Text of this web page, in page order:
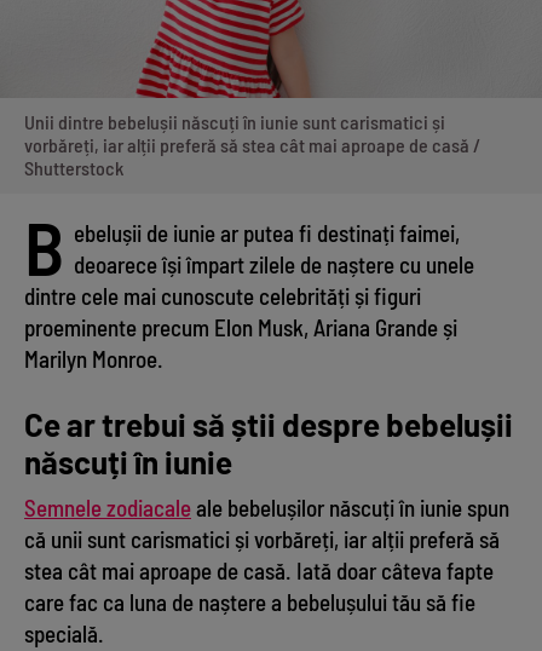
Unii dintre bebelușii născuți în iunie sunt carismatici și
vorbăreți, iar alții preferă să stea cât mai aproape de casă /
Shutterstock
B ebelușii de iunie ar putea fi destinați faimei,
deoarece își împart zilele de naștere cu unele
dintre cele mai cunoscute celebrități și figuri
proeminente precum Elon Musk, Ariana Grande și
Marilyn Monroe.
Ce ar trebui să știi despre bebelușii
născuți în iunie
Semnele zodiacaleale bebelușilor născuți în iunie spun
că unii sunt carismatici și vorbăreți, iar alții preferă să
stea cât mai aproape de casă. Iată doar câteva fapte
care fac ca luna de naștere a bebelușului tău să fie
specială.